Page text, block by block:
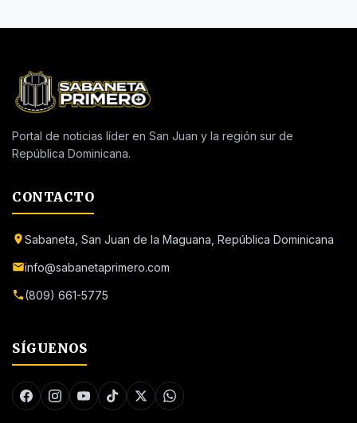
Portal de noticias líder en San Juan y la región sur de
República Dominicana.
CONTACTO
Sabaneta, San Juan de la Maguana, República Dominicana
info@sabanetaprimero.com
(809) 661-5775
SÍGUENOS